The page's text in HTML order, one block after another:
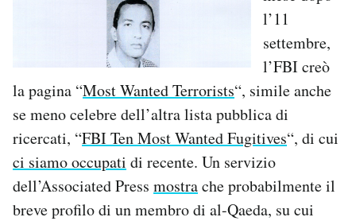
AREA PERSONALE
Area Personale
Newsletter
Notifiche mobile
Regala il Post
Hai bisogno di aiuto?
l’11
settembre,
l’FBI creò
la pagina “Most Wanted Terrorists“, simile anche
se meno celebre dell’altra lista pubblica di
ricercati, “FBI Ten Most Wanted Fugitives“, di cui
ci siamo occupati di recente. Un servizio
dell’Associated Press mostrache probabilmente il
breve profilo di un membro di al-Qaeda, su cui